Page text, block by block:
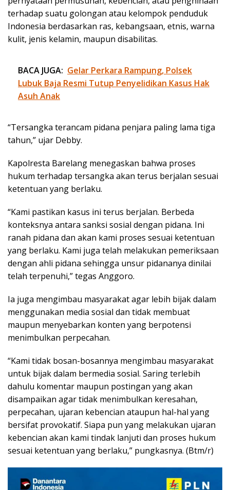
terhadap suatu golongan atau kelompok penduduk
Indonesia berdasarkan ras, kebangsaan, etnis, warna
kulit, jenis kelamin, maupun disabilitas.
BACA JUGA: Gelar Perkara Rampung, Polsek
Lubuk Baja Resmi Tutup Penyelidikan Kasus Hak
Asuh Anak
“Tersangka terancam pidana penjara paling lama tiga
tahun,” ujar Debby.
Kapolresta Barelang menegaskan bahwa proses
hukum terhadap tersangka akan terus berjalan sesuai
ketentuan yang berlaku.
“Kami pastikan kasus ini terus berjalan. Berbeda
konteksnya antara sanksi sosial dengan pidana. Ini
ranah pidana dan akan kami proses sesuai ketentuan
yang berlaku. Kami juga telah melakukan pemeriksaan
dengan ahli pidana sehingga unsur pidananya dinilai
telah terpenuhi,” tegas Anggoro.
Ia juga mengimbau masyarakat agar lebih bijak dalam
menggunakan media sosial dan tidak membuat
maupun menyebarkan konten yang berpotensi
menimbulkan perpecahan.
“Kami tidak bosan-bosannya mengimbau masyarakat
untuk bijak dalam bermedia sosial. Saring terlebih
dahulu komentar maupun postingan yang akan
disampaikan agar tidak menimbulkan keresahan,
perpecahan, ujaran kebencian ataupun hal-hal yang
bersifat provokatif. Siapa pun yang melakukan ujaran
kebencian akan kami tindak lanjuti dan proses hukum
sesuai ketentuan yang berlaku,” pungkasnya. (Btm/r)